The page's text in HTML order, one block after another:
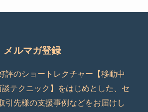
メルマガ登録
評のショートレクチャー【移動中
テクニック】をはじめとした、セ
引先様の支援事例などをお届けし